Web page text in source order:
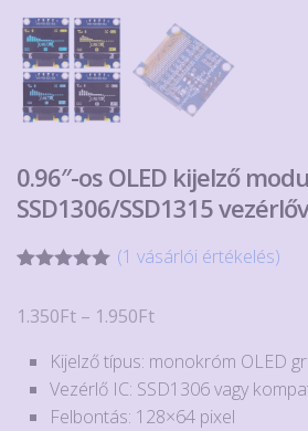
0.96″-os OLED kijelző
SSD1306/SSD1315
ből,
alapján
(1 vásárlói értékelés)
1.350Ft – 1.950FtÁrtartomány:
-
1.950Ft
Kijelző típus: monokróm OLED
Vezérlő IC: SSD1306 vagy
Felbontás: 128×64 pixel